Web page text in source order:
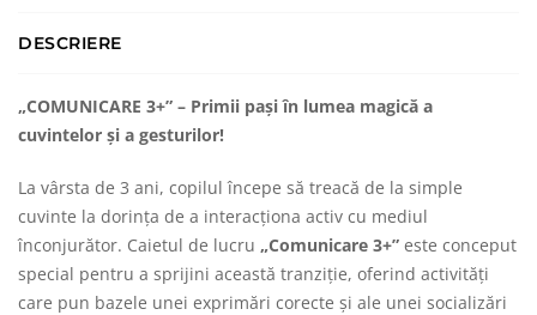
DESCRIERE
„COMUNICARE 3+” – Primii pași în lumea magică a
cuvintelor și a gesturilor!
La vârsta de 3 ani, copilul începe să treacă de la simple
cuvinte la dorința de a interacționa activ cu mediul
înconjurător. Caietul de lucru „Comunicare 3+” este conceput
special pentru a sprijini această tranziție, oferind activități
care pun bazele unei exprimări corecte și ale unei socializări